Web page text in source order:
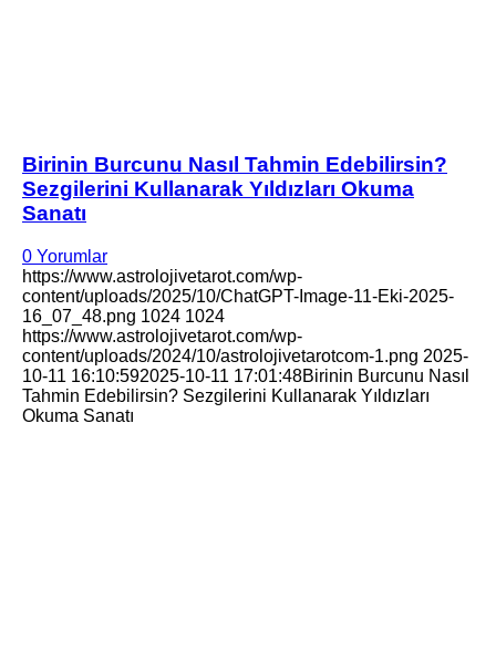
Birinin Burcunu Nasıl Tahmin Edebilirsin?
Sezgilerini Kullanarak Yıldızları Okuma
Sanatı
0 Yorumlar
https://www.astrolojivetarot.com/wp-
content/uploads/2025/10/ChatGPT-Image-11-Eki-2025-
16_07_48.png 1024 1024
https://www.astrolojivetarot.com/wp-
content/uploads/2024/10/astrolojivetarotcom-1.png 2025-
10-11 16:10:592025-10-11 17:01:48Birinin Burcunu Nasıl
Tahmin Edebilirsin? Sezgilerini Kullanarak Yıldızları
Okuma Sanatı